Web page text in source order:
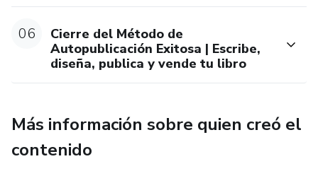
12. Tendrás acceso a un encuentro privado en vivo para que
puedas despejar cualquier duda.
13. Podrás formar parte de la Comunidad de Escritores
creando.
06
Cierre del Método de
Autopublicación Exitosa | Escribe,
diseña, publica y vende tu libro
Más información sobre quien creó el
contenido